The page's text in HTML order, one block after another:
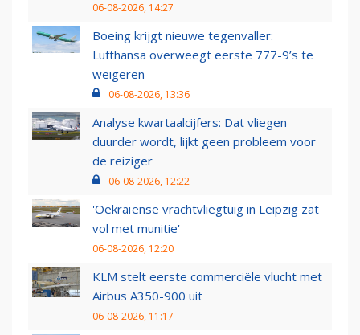
06-08-2026, 14:27
Boeing krijgt nieuwe tegenvaller:
Lufthansa overweegt eerste 777-9’s te
weigeren
06-08-2026, 13:36
Analyse kwartaalcijfers: Dat vliegen
duurder wordt, lijkt geen probleem voor
de reiziger
06-08-2026, 12:22
'Oekraïense vrachtvliegtuig in Leipzig zat
vol met munitie'
06-08-2026, 12:20
KLM stelt eerste commerciële vlucht met
Airbus A350-900 uit
06-08-2026, 11:17